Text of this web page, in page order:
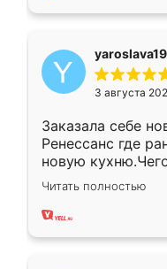
3 августа
Заказала себе
Ренессанс где
новую
вполне
два года,
Читать полностью